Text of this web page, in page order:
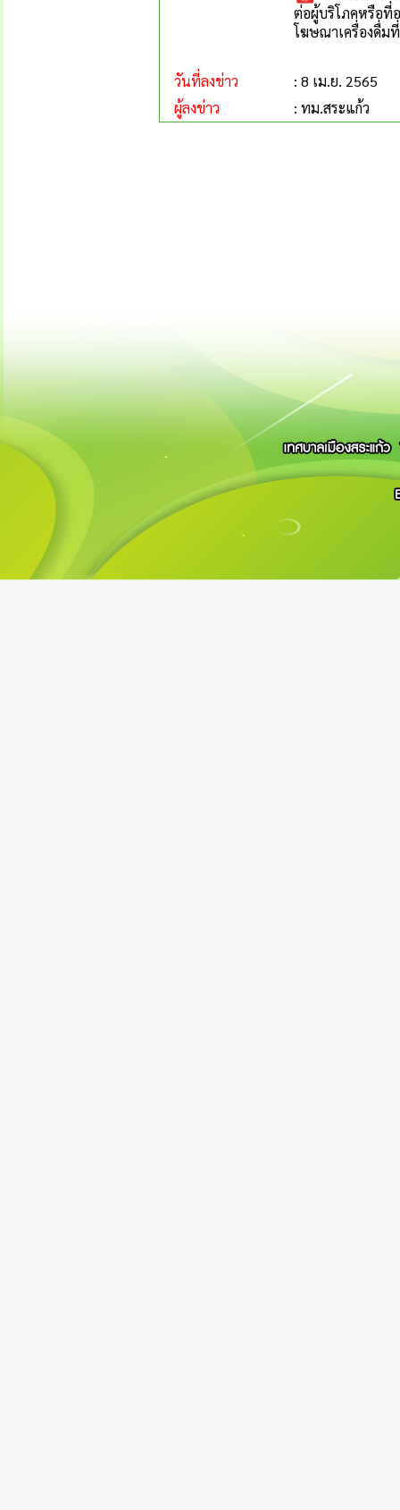
ต่อผู้บริโภคหรือที่
โฆษณาเครื่องดื่ม
วันที่ลงข่าว
: 8 เม.ย. 2565
ผู้ลงข่าว
: ทม.สระแก้ว